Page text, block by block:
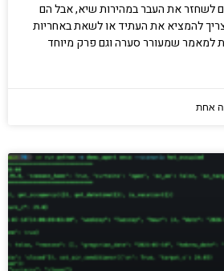
לשחזר את העבר במהירות שיא, אבל הם
להמציא את העתיד או לשאת באחריות
למאמר שמעורר סערה וגם פרק מיוחד
אחת